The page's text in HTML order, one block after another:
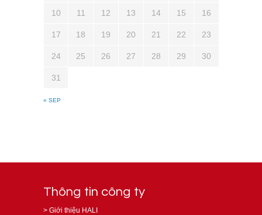
« SEP
10 11 12 13 14 15 16
17 18 19 20 21 22 23
24 25 26 27 28 29 30
31
Thông tin công ty
> Giới thiệu HALI